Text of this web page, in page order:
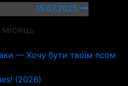
15.07.2025
— Хочу бути твоїм псом
(2026)